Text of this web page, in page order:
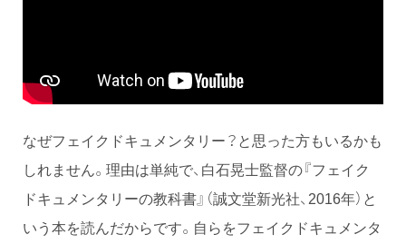
なぜフェイクドキュメンタリー？と思った方もいるかも
しれません。理由は単純で、白石晃士監督の『フェイク
ドキュメンタリーの教科書』（誠文堂新光社、2016年）と
いう本を読んだからです。自らをフェイクドキュメンタ